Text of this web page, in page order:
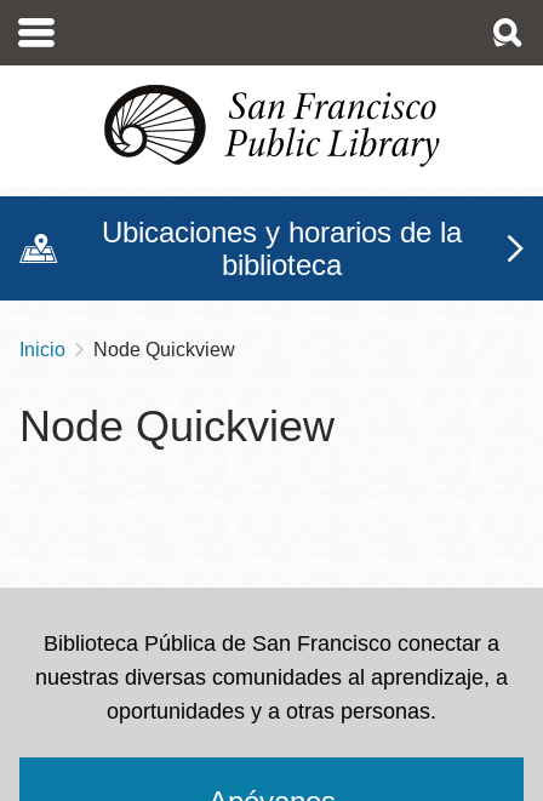
contenido
Ubicaciones y horarios de la
biblioteca
Sobrescribir
de
navegación
Inicio Node Quickview
Node Quickview
Biblioteca Pública de San Francisco conectar a
nuestras diversas comunidades al aprendizaje, a
oportunidades y a otras personas.